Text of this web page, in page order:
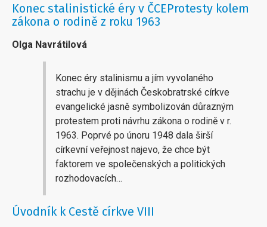
Konec stalinistické éry v ČCEProtesty kolem
zákona o rodině z roku 1963
Olga Navrátilová
Konec éry stalinismu a jím vyvolaného
strachu je v dějinách Českobratrské církve
evangelické jasně symbolizován důrazným
protestem proti návrhu zákona o rodině v r.
1963. Poprvé po únoru 1948 dala širší
církevní veřejnost najevo, že chce být
faktorem ve společenských a politických
rozhodovacích…
Úvodník k Cestě církve VIII